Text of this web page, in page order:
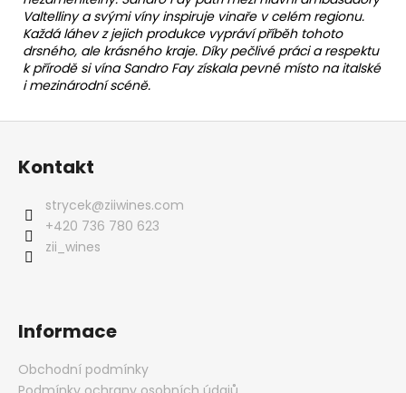
Valtelliny a svými víny inspiruje vinaře v celém regionu.
Každá láhev z jejich produkce vypráví příběh tohoto
drsného, ale krásného kraje. Díky pečlivé práci a respektu
k přírodě si vína Sandro Fay získala pevné místo na italské
i mezinárodní scéně.
Z
Kontakt
strycek@ziiwines.com
+420 736 780 623
zii_wines
Informace
Obchodní podmínky